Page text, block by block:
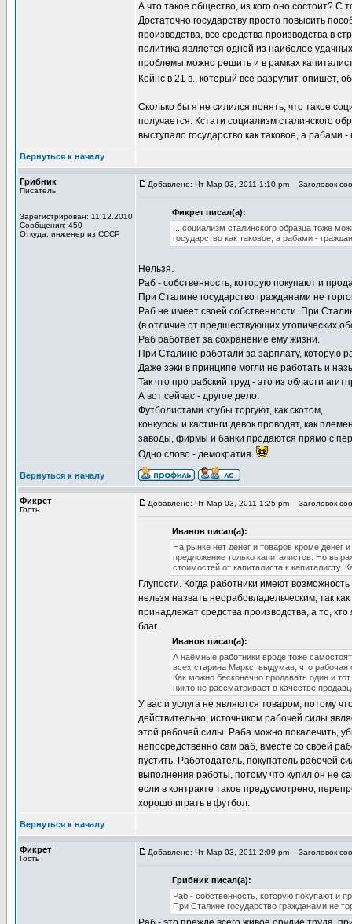
А что такое общество, из кого оно состоит? С
Достаточно государству просто повысить
производства, все средства производства в
политика является одной из наиболее
проблемы можно решить и в рамках
Кейнс в 21 в., который всё разрулит, опишет,
Сколько бы я не силился понять, что такое
получается. Кстати социализм сталинского
выступало государство как таковое, а рабами
Вернуться к началу
Грибник
Писатель
Зарегистрирован: 11.12.2010
Сообщения: 450
Откуда: инженер из СССР
Добавлено: Чт Мар 03, 2011 1:10 pm Заголовок
Фикрет писал(а):
... социализм сталинского образца тоже
государство как таковое, а рабами -
Нельзя.
Раб - собственность, которую покупают и
При Сталине государство гражданами не
Раб не имеет своей собственности. При
(в отличие от предшествующих утопических
Раб работает за сохранение ему жизни.
При Сталине работали за зарплату, которую
Даже зэки в принципе могли не работать и
Так что про рабский труд - это из области
А вот сейчас - другое дело.
Футболистами клубы торгуют, как скотом,
конкурсы и кастинги девок проводят, как
заводы, фирмы и банки продаются прямо с
Одно слово - демократия.
Вернуться к началу
Фикрет
Гость
Добавлено: Чт Мар 03, 2011 1:25 pm Заголовок
Иванов писал(а):
На рынке нет денег и товаров кроме
предложение только капиталистов. Но
стоимостей от капиталиста к
Глупости. Когда работники имеют
нельзя назвать неорабовладельческим, так
принадлежат средства производства, а то,
благ.
Иванов писал(а):
А наёмные работники вроде тоже
всех старина Маркс, выдумав, что рабочая
Как можно бесконечно продавать один и
никто не рассматривает в качестве
У вас и услуга не являются товаром, потому
действительно, источником рабочей силы
этой рабочей силы. Раба можно покалечить,
непосредственно сам раб, вместе со своей
пустить. Работодатель, покупатель рабочей
выполнения работы, потому что купил он не
если в контракте такое предусмотрено,
хорошо играть в футбол.
Вернуться к началу
Фикрет
Гость
Добавлено: Чт Мар 03, 2011 2:09 pm Заголовок
Грибник писал(а):
Раб - собственность, которую покупают и
При Сталине государство гражданами не